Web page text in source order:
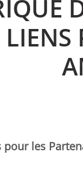
LIENS
les